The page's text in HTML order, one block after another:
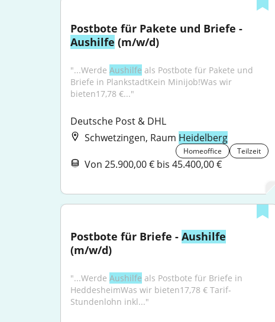
Aushilfe (m/w/d)
"...Werde Aushilfe als Postbote für Pakete und
Briefe in PlankstadtKein Minijob!Was wir
bieten17,78 €..."
Deutsche Post & DHL
Schwetzingen, Raum Heidelberg
Homeoffice Teilzeit
Von 25.900,00 € bis 45.400,00 €
Postbote für Briefe - Aushilfe
(m/w/d)
"...Werde Aushilfe als Postbote für Briefe in
HeddesheimWas wir bieten17,78 € Tarif-
Stundenlohn inkl..."